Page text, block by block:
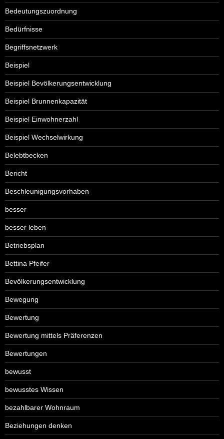
Bedeutungszuordnung
Bedürfnisse
Begriffsnetzwerk
Beispiel
Beispiel Bevölkerungsentwicklung
Beispiel Brunnenkapazität
Beispiel Einwohnerzahl
Beispiel Wechselwirkung
Belebtbecken
Bericht
Beschleunigungsvorhaben
besser
besser leben
Betriebsplan
Bettina Pfeifer
Bevölkerungsentwicklung
Bewegung
Bewertung
Bewertung mittels Präferenzen
Bewertungen
bewusst
bewusstes Wissen
bezahlbarer Wohnraum
Beziehungen denken